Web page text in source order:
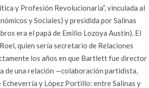
y Profesión Revolucionaria”, vinculada al
y Sociales) y presidida por Salinas
era el papá de Emilio Lozoya Austin). El
quien sería secretario de Relaciones
los años en que Bartlett fue director
de una relación —colaboración partidista,
y López Portillo: entre Salinas y